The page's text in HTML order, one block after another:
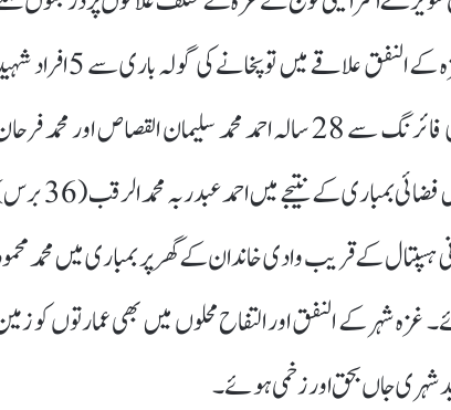
کیے، جن میں بڑی تعداد میں شہری شہید اور زخمی ہوئے۔ شمالی غزہ کے النفق علاقے میں توپخانے کی
ہوئے، جبکہ جنوبی غزہ میں امدادی مرکز کے قریب قابض فوج کی فائرنگ سے 28 سالہ احمد محمد سلیمان القصاص اور محمد
الحشاش جاں بحق ہوئے۔ خان یونس کے مشرقی علاقے بنی سہیلہ میں فضائی بمباری کے
کے قریب وادی خاندان کے گھر پر بمباری میں محمد
شہر کے النفق اور التفاح محلوں میں بھی عمارتوں کو
شہری جاں بحق اور زخمی ہوئے۔